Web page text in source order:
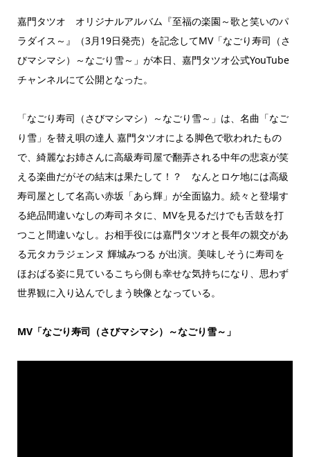
嘉門タツオ オリジナルアルバム『至福の楽園～歌と笑いのパ
ラダイス～』（3月19日発売）を記念してMV「なごり寿司（さ
びマシマシ）～なごり雪～」が本日、嘉門タツオ公式YouTube
チャンネルにて公開となった。
「なごり寿司（さびマシマシ）～なごり雪～」は、名曲「なご
り雪」を替え唄の達人 嘉門タツオによる脚色で歌われたもの
で、綺麗なお姉さんに高級寿司屋で翻弄される中年の悲哀が笑
える楽曲だがその結末は果たして！？ なんとロケ地には高級
寿司屋として名高い赤坂「あら輝」が全面協力。続々と登場す
る絶品間違いなしの寿司ネタに、MVを見るだけでも舌鼓を打
つこと間違いなし。お相手役には嘉門タツオと長年の親交があ
る元タカラジェンヌ 輝城みつる が出演。美味しそうに寿司を
ほおばる姿に見ているこちら側も幸せな気持ちになり、思わず
世界観に入り込んでしまう映像となっている。
MV「なごり寿司（さびマシマシ）～なごり雪～」